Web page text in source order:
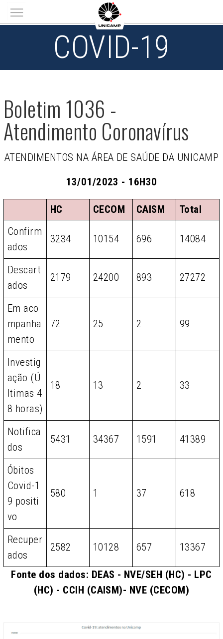
Main menu
COVID-19
Boletim 1036 -
Atendimento Coronavírus
ATENDIMENTOS NA ÁREA DE SAÚDE DA UNICAMP
13/01/2023 - 16H30
HC CECOM CAISM
Total
Confirm
ados
3234 10154 696 14084
Descart
ados
2179 24200 893 27272
Em aco
mpanha
mento
72 25 2 99
Investig
ação (Ú
ltimas 4
8 horas)
18 13 2 33
Notifica
dos
5431 34367 1591 41389
Óbitos
Covid-1
9 positi
vo
580 1 37 618
Recuper
ados
2582 10128 657 13367
Fonte dos dados: DEAS - NVE/SEH (HC) - LPC
(HC) - CCIH (CAISM)- NVE (CECOM)